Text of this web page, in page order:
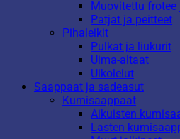
Muovitettu
Patjat ja peitteet
Pihaleikit
Pulkat ja liukurit
Uima-altaat
Ulkolelut
Saappaat ja sadeasut
Kumisaappaat
Aikuisten
Lasten